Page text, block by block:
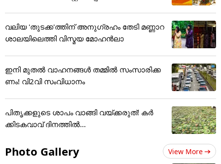
വലിയ 'തുടക്ക'ത്തിന് അനുഗ്രഹം തേടി മണ്ണാറ
ശാലയിലെത്തി വിസ്മയ മോഹൻലാ
ഇനി മുതൽ വാഹനങ്ങൾ തമ്മിൽ സംസാരിക്ക
ണം! വി2വി സംവിധാനം
പിതൃക്കളുടെ ശാപം വാങ്ങി വയ്ക്കരുത്! കർ
ക്കിടകവാവ് ദിനത്തിൽ...
Photo Gallery View More